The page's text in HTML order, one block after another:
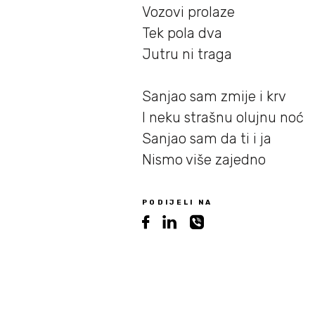
Vozovi prolaze
Tek pola dva
Jutru ni traga
Sanjao sam zmije i krv
I neku strašnu olujnu noć
Sanjao sam da ti i ja
Nismo više zajedno
PODIJELI NA